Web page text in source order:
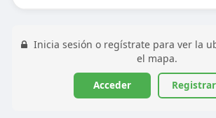
Inicia sesión o regístrate para ver la
el mapa.
Acceder